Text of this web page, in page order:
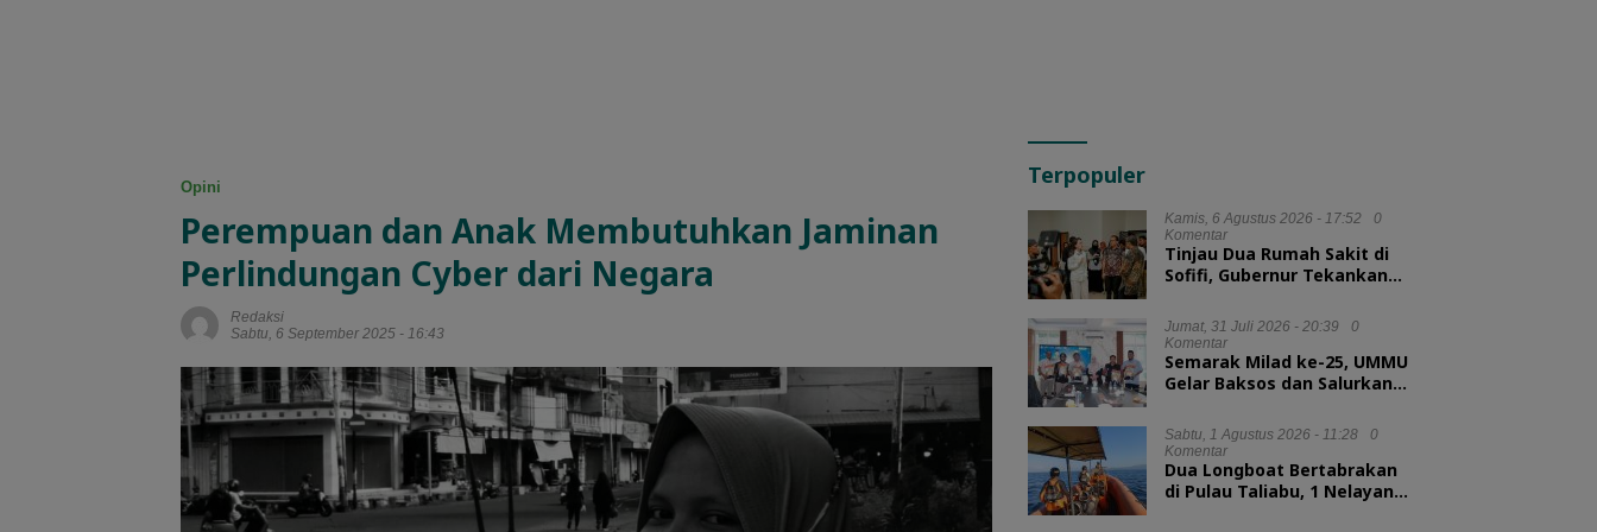
Opini
Perempuan dan Anak Membutuhkan Jaminan
Perlindungan Cyber dari Negara
Redaksi
Sabtu, 6 September 2025 - 16:43
Terpopuler
Kamis, 6 Agustus 2026 - 17:52
0
Komentar
Tinjau Dua Rumah Sakit di
Sofifi, Gubernur Tekankan
Kesehatan
Jumat, 31 Juli 2026 - 20:39
0
Komentar
Semarak Milad ke-25, UMMU
Gelar Baksos dan Salurkan
Mahasiswa Kurang Mampu
Sabtu, 1 Agustus 2026 - 11:28
0
Komentar
Dua Longboat Bertabrakan
di Pulau Taliabu, 1 Nelayan